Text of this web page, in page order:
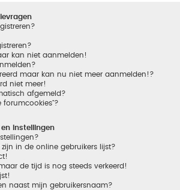
kan niet aanmelden!
maar kan nu niet meer aanmelden!?
niet meer!
afgemeld?
forumcookies"?
instellingen
in de online gebruikers lijst?
de tijd is nog steeds verkeerd!
naast mijn gebruikersnaam?